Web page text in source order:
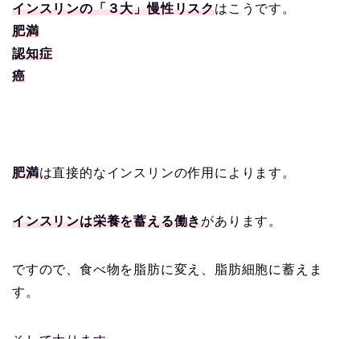
インスリンの「３大」慢性リスクはこうです。
肥満
認知症
癌
肥満は直接的なインスリンの作用によります。
インスリンは栄養を蓄える働きがあります。
ですので、食べ物を脂肪に変え、脂肪細胞に蓄えま
す。